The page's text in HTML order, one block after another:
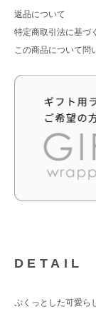
返品について
特定商取引法に基づ
この商品について問
DETAIL
ぷくっとした可愛ら